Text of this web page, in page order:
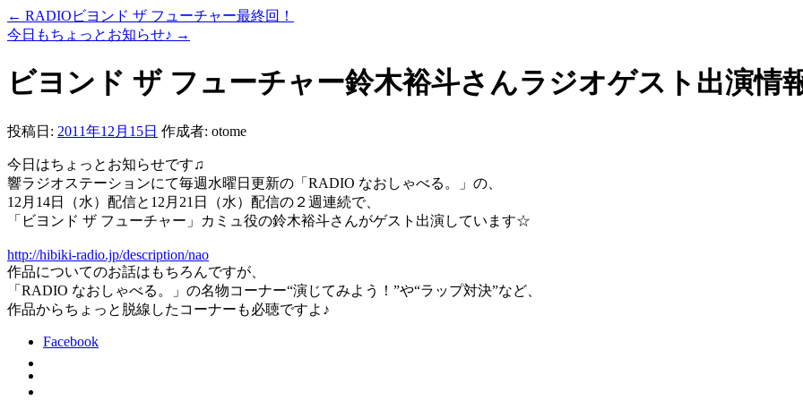
← RADIOビヨンド ザ フューチャー最終回！
今日もちょっとお知らせ♪ →
ビヨンド ザ フューチャー鈴木裕斗さんラジオゲスト出演情
投稿日: 2011年12月15日 作成者: otome
今日はちょっとお知らせです♫
響ラジオステーションにて毎週水曜日更新の「RADIO なおしゃべる。」の、
12月14日（水）配信と12月21日（水）配信の２週連続で、
「ビヨンド ザ フューチャー」カミュ役の鈴木裕斗さんがゲスト出演しています☆
http://hibiki-radio.jp/description/nao
作品についてのお話はもちろんですが、
「RADIO なおしゃべる。」の名物コーナー“演じてみよう！”や“ラップ対決”など、
作品からちょっと脱線したコーナーも必聴ですよ♪
Facebook